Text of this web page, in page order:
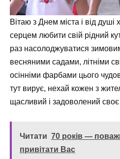
Вітаю з Днем міста і від душі
серцем любити свій рідний
раз насолоджуватися
весняними садами, літніми
осінніми фарбами цього
тут вирує, нехай кожен з
щасливий і задоволений
Читати 70 років —
привітати Вас